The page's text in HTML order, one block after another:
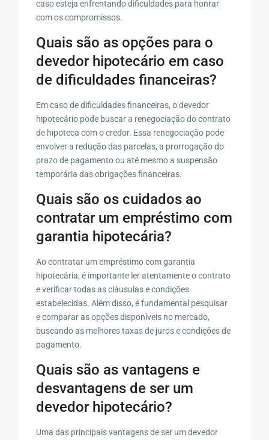
caso esteja enfrentando dificuldades para honrar
com os compromissos.
Quais são as opções para o
devedor hipotecário em caso
de dificuldades financeiras?
Em caso de dificuldades financeiras, o devedor
hipotecário pode buscar a renegociação do contrato
de hipoteca com o credor. Essa renegociação pode
envolver a redução das parcelas, a prorrogação do
prazo de pagamento ou até mesmo a suspensão
temporária das obrigações financeiras.
Quais são os cuidados ao
contratar um empréstimo com
garantia hipotecária?
Ao contratar um empréstimo com garantia
hipotecária, é importante ler atentamente o contrato
e verificar todas as cláusulas e condições
estabelecidas. Além disso, é fundamental pesquisar
e comparar as opções disponíveis no mercado,
buscando as melhores taxas de juros e condições de
pagamento.
Quais são as vantagens e
desvantagens de ser um
devedor hipotecário?
Uma das principais vantagens de ser um devedor